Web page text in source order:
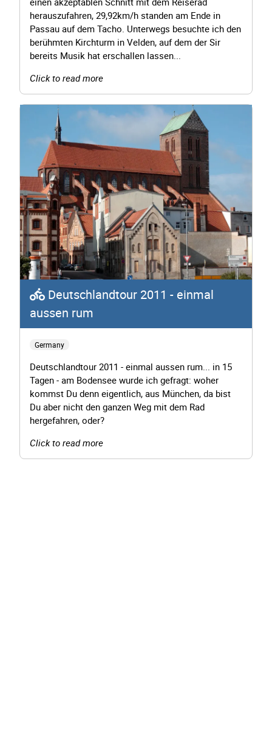
herauszufahren, 29,92km/h standen am Ende in
Passau auf dem Tacho. Unterwegs besuchte ich den
berühmten Kirchturm in Velden, auf dem der Sir
bereits Musik hat erschallen lassen...
Click to read more
Deutschlandtour 2011 - einmal
aussen rum
Germany
Deutschlandtour 2011 - einmal aussen rum... in 15
Tagen - am Bodensee wurde ich gefragt: woher
kommst Du denn eigentlich, aus München, da bist
Du aber nicht den ganzen Weg mit dem Rad
hergefahren, oder?
Click to read more